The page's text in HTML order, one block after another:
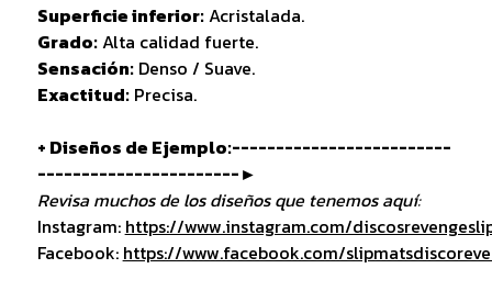
Superficie inferior:Acristalada.
Grado:Alta calidad fuerte.
Sensación:Denso / Suave.
Exactitud:Precisa.
+ Diseños de Ejemplo:-------------------------
-----------------------►
Revisa muchos de los diseños que tenemos aquí:
Instagram: https://www.instagram.com/
Facebook: https://www.facebook.com/